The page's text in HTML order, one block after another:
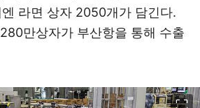
라면 상자 2050개가 담긴다.
만상자가 부산항을 통해 수출